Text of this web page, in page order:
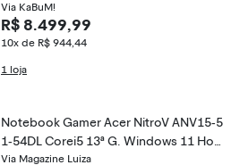
B SSD 512GB Linux G614JU-N3367
Via KaBuM!
R$ 8.499,99
10x de R$ 944,44
1 loja
Notebook Gamer Acer NitroV ANV15-5
1-54DL Corei5 13ª G. Windows 11 Hom
e
Via Magazine Luiza